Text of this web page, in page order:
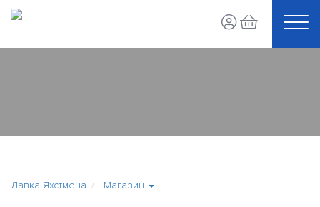
Лавка Яхстмена Магазин